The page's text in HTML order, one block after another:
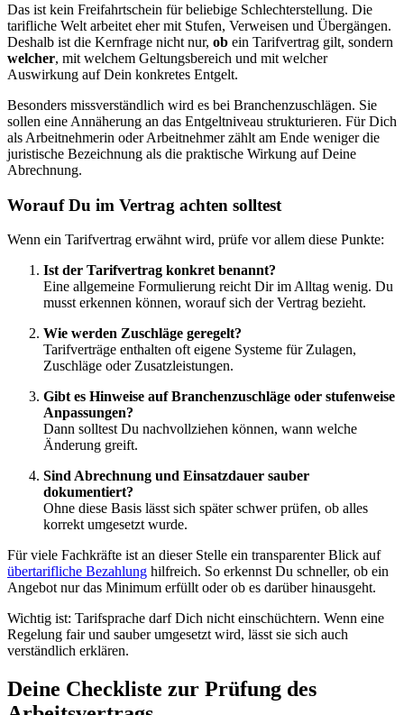
Das ist kein Freifahrtschein für beliebige Schlechterstellung. Die
tarifliche Welt arbeitet eher mit Stufen, Verweisen und Übergängen.
Deshalb ist die Kernfrage nicht nur, ob ein Tarifvertrag gilt, sondern
welcher, mit welchem Geltungsbereich und mit welcher
Auswirkung auf Dein konkretes Entgelt.
Besonders missverständlich wird es bei Branchenzuschlägen. Sie
sollen eine Annäherung an das Entgeltniveau strukturieren. Für Dich
als Arbeitnehmerin oder Arbeitnehmer zählt am Ende weniger die
juristische Bezeichnung als die praktische Wirkung auf Deine
Abrechnung.
Worauf Du im Vertrag achten solltest
Wenn ein Tarifvertrag erwähnt wird, prüfe vor allem diese Punkte:
Ist der Tarifvertrag konkret benannt?
Eine allgemeine Formulierung reicht Dir im Alltag wenig. Du
musst erkennen können, worauf sich der Vertrag bezieht.
Wie werden Zuschläge geregelt?
Tarifverträge enthalten oft eigene Systeme für Zulagen,
Zuschläge oder Zusatzleistungen.
Gibt es Hinweise auf Branchenzuschläge oder stufenweise
Anpassungen?
Dann solltest Du nachvollziehen können, wann welche
Änderung greift.
Sind Abrechnung und Einsatzdauer sauber
dokumentiert?
Ohne diese Basis lässt sich später schwer prüfen, ob alles
korrekt umgesetzt wurde.
Für viele Fachkräfte ist an dieser Stelle ein transparenter Blick auf
übertarifliche Bezahlung hilfreich. So erkennst Du schneller, ob ein
Angebot nur das Minimum erfüllt oder ob es darüber hinausgeht.
Wichtig ist: Tarifsprache darf Dich nicht einschüchtern. Wenn eine
Regelung fair und sauber umgesetzt wird, lässt sie sich auch
verständlich erklären.
Deine Checkliste zur Prüfung des